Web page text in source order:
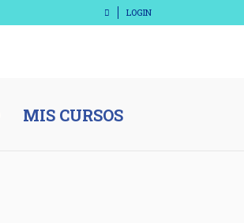
LOGIN
MIS CURSOS